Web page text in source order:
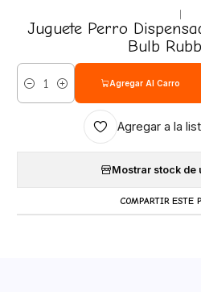
Juguete Perro
Bulb
Cantidad
Agregar Al Carro
Agregar a la
Mostrar stock de
COMPARTIR ESTE